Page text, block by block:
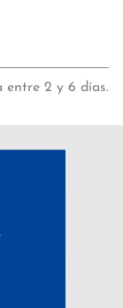
entre 2 y 6 días.